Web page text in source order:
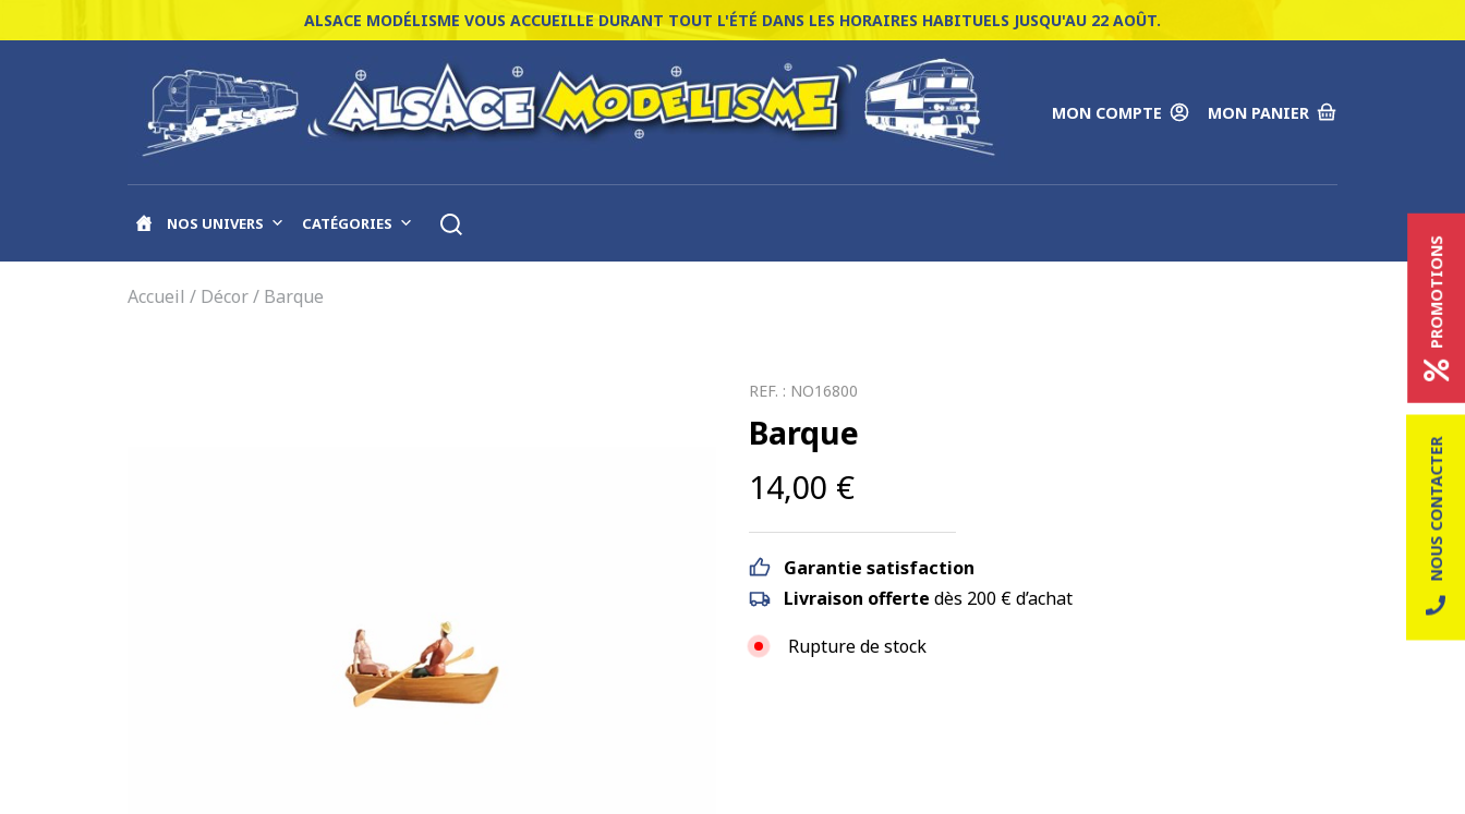
ALSACE MODÉLISME VOUS ACCUEILLE DURANT TOUT L'ÉTÉ DANS LES HORAIRES HABITUELS JUSQU'AU 22 AOÛT.
MON COMPTE MON PANIER
NOS UNIVERS CATÉGORIES
Accueil / Décor/ Barque
REF. : NO16800
Barque
14,00 €
Garantie satisfaction
Livraison offerte dès 200 € d’achat
Rupture de stock
NOUS CONTACTER
PROMOTIONS